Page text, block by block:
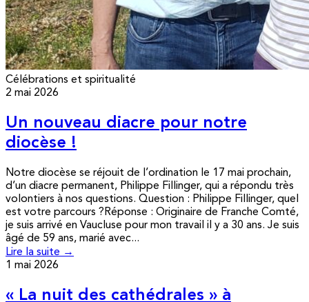
Célébrations et spiritualité
2 mai 2026
Un nouveau diacre pour notre
diocèse !
Notre diocèse se réjouit de l’ordination le 17 mai prochain,
d’un diacre permanent, Philippe Fillinger, qui a répondu très
volontiers à nos questions. Question : Philippe Fillinger, quel
est votre parcours ?Réponse : Originaire de Franche Comté,
je suis arrivé en Vaucluse pour mon travail il y a 30 ans. Je suis
âgé de 59 ans, marié avec...
Lire la suite →
1 mai 2026
« La nuit des cathédrales » à